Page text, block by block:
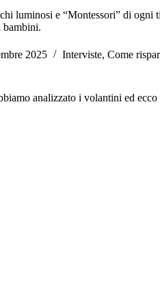
luminosi e “Montessori” di
bambini.
2025 Interviste, Come